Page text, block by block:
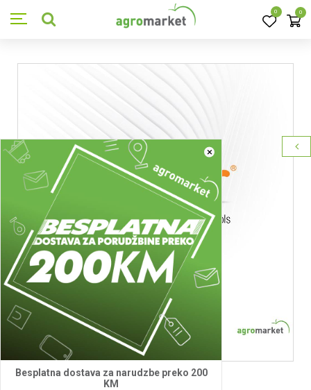
0 0
×
Besplatna dostava za narudzbe preko 200
KM
Villager